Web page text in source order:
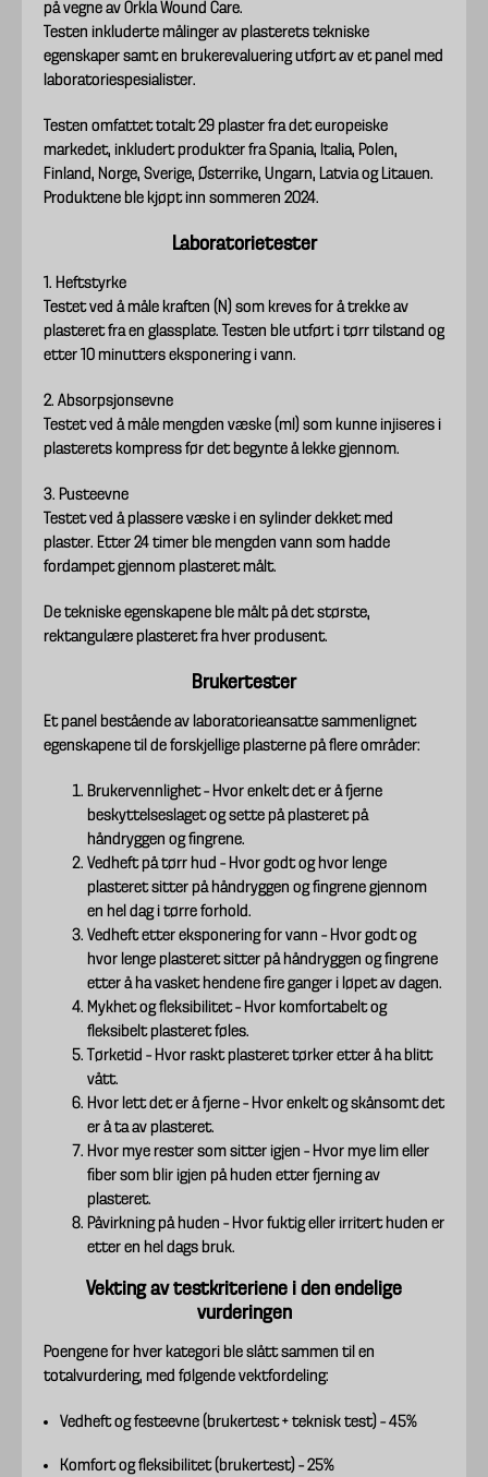
på vegne av Orkla Wound Care.
Testen inkluderte målinger av plasterets tekniske
egenskaper samt en brukerevaluering utført av et panel med
laboratoriespesialister.
Testen omfattet totalt 29 plaster fra det europeiske
markedet, inkludert produkter fra Spania, Italia, Polen,
Finland, Norge, Sverige, Østerrike, Ungarn, Latvia og Litauen.
Produktene ble kjøpt inn sommeren 2024.
Laboratorietester
1. Heftstyrke
Testet ved å måle kraften (N) som kreves for å trekke av
plasteret fra en glassplate. Testen ble utført i tørr tilstand og
etter 10 minutters eksponering i vann.
2. Absorpsjonsevne
Testet ved å måle mengden væske (ml) som kunne injiseres i
plasterets kompress før det begynte å lekke gjennom.
3. Pusteevne
Testet ved å plassere væske i en sylinder dekket med
plaster. Etter 24 timer ble mengden vann som hadde
fordampet gjennom plasteret målt.
De tekniske egenskapene ble målt på det største,
rektangulære plasteret fra hver produsent.
Brukertester
Et panel bestående av laboratorieansatte sammenlignet
egenskapene til de forskjellige plasterne på flere områder:
Brukervennlighet – Hvor enkelt det er å fjerne
beskyttelseslaget og sette på plasteret på
håndryggen og fingrene.
Vedheft på tørr hud – Hvor godt og hvor lenge
plasteret sitter på håndryggen og fingrene gjennom
en hel dag i tørre forhold.
Vedheft etter eksponering for vann – Hvor godt og
hvor lenge plasteret sitter på håndryggen og fingrene
etter å ha vasket hendene fire ganger i løpet av dagen.
Mykhet og fleksibilitet – Hvor komfortabelt og
fleksibelt plasteret føles.
Tørketid – Hvor raskt plasteret tørker etter å ha blitt
vått.
Hvor lett det er å fjerne – Hvor enkelt og skånsomt det
er å ta av plasteret.
Hvor mye rester som sitter igjen – Hvor mye lim eller
fiber som blir igjen på huden etter fjerning av
plasteret.
Påvirkning på huden – Hvor fuktig eller irritert huden er
etter en hel dags bruk.
Vekting av testkriteriene i den endelige
vurderingen
Poengene for hver kategori ble slått sammen til en
totalvurdering, med følgende vektfordeling:
Vedheft og festeevne (brukertest + teknisk test) – 45%
Komfort og fleksibilitet (brukertest) – 25%